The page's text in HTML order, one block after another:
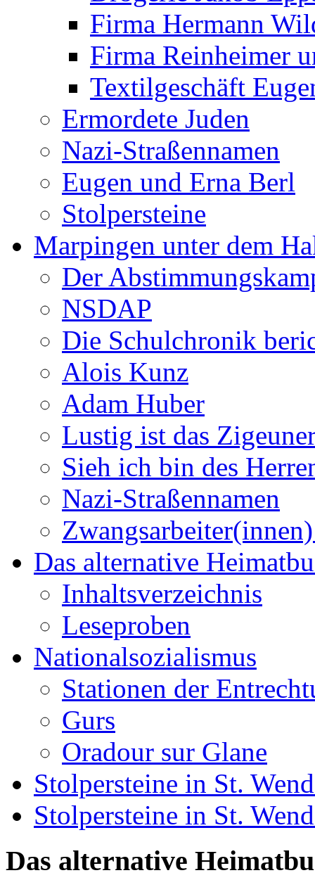
Firma Hermann
Firma Reinheimer
Textilgeschäft
Ermordete Juden
Nazi-Straßennamen
Eugen und Erna Berl
Stolpersteine
Marpingen unter dem
Der
NSDAP
Die Schulchronik
Alois Kunz
Adam Huber
Lustig ist das
Sieh ich bin des
Nazi-Straßennamen
Das alternative
Inhaltsverzeichnis
Leseproben
Nationalsozialismus
Stationen der
Gurs
Oradour sur Glane
Stolpersteine in St.
Stolpersteine in St.
Das alternative